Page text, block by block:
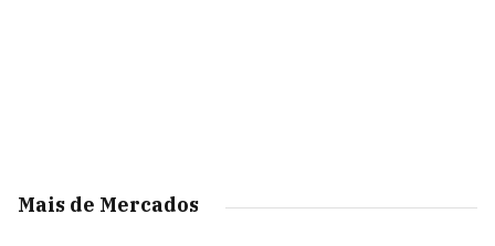
Mais de Mercados